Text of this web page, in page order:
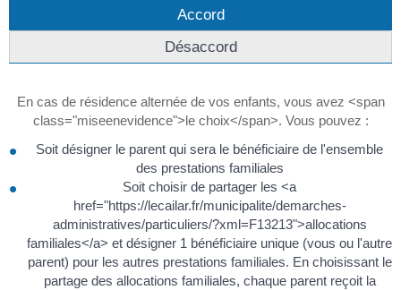
Accord
Désaccord
En cas de résidence alternée de vos enfants, vous avez <span
class="miseenevidence">le choix</span>. Vous pouvez :
Soit désigner le parent qui sera le bénéficiaire de l'ensemble
des prestations familiales
Soit choisir de partager les <a
href="https://lecailar.fr/municipalite/demarches-
administratives/particuliers/?xml=F13213">allocations
familiales</a> et désigner 1 bénéficiaire unique (vous ou l'autre
parent) pour les autres prestations familiales. En choisissant le
partage des allocations familiales, chaque parent reçoit la